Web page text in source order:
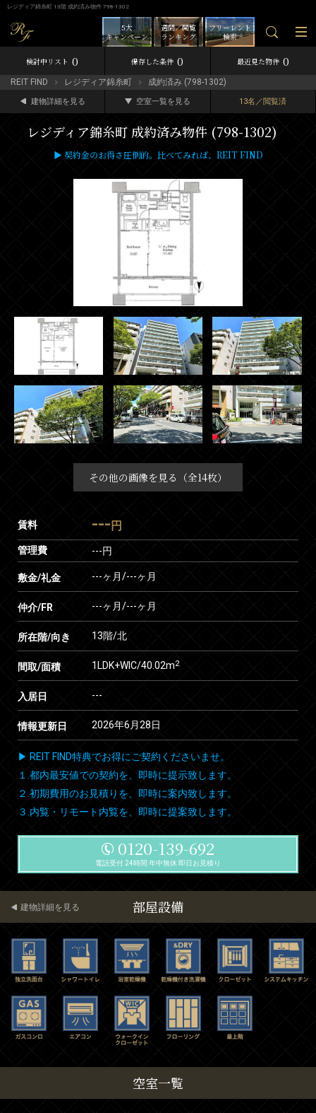
レジディア錦糸町 13階 成約済み物件 798-1302
フリーレント
検索
週間／閲覧
ランキング
5大
キャンペーン
検討中リスト 0 保存した条件 0 最近見た物件 0
REIT FIND レジディア錦糸町 成約済み (798-1302)
建物詳細を見る 空室一覧を見る 13名／閲覧済
レジディア錦糸町 成約済み物件 (798-1302)
▶ 契約金のお得さ圧倒的。比べてみれば、REIT FIND
その他の画像を見る（全14枚）
賃料 --- 円
管理費 ---円
敷金/礼金 ---ヶ月/---ヶ月
仲介/FR ---ヶ月/---ヶ月
所在階/向き 13階/北
間取/面積 1LDK+WIC/40.02m2
入居日 ---
情報更新日 2026年6月28日
▶ REIT FIND特典でお得にご契約くださいませ。
１.都内最安値での契約を、即時に提示致します。
２.初期費用のお見積りを、即時に案内致します。
３.内覧・リモート内覧を、即時に提案致します。
0120-139-692
電話受付 24時間 年中無休 即日お見積り
部屋設備
建物詳細を見る
空室一覧